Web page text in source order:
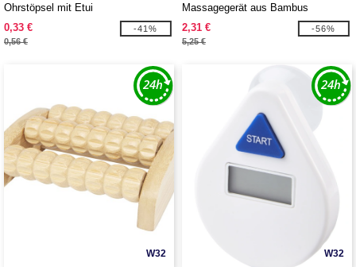
Ohrstöpsel mit Etui
0,33 €
0,56 €
-41%
Massagegerät aus Bambus
2,31 €
5,25 €
-56%
W32 W32